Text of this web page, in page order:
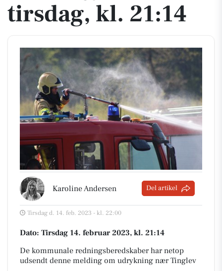
tirsdag, kl. 21:14
Karoline Andersen Del artikel
Tirsdag d. 14. feb. 2023 - kl. 22:00
Dato: Tirsdag 14. februar 2023, kl. 21:14
De kommunale redningsberedskaber har netop
udsendt denne melding om udrykning nær Tinglev